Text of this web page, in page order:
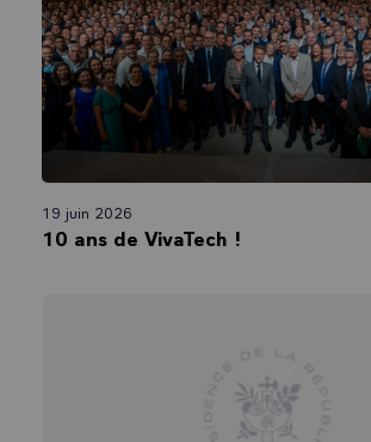
19 juin 2026
10 ans de VivaTech !